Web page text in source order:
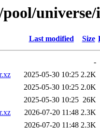
Last modified Size
-
2025-05-30 10:25 2.2K
2025-05-30 10:25 2.0K
2025-05-30 10:25 26K
2026-07-20 11:48 2.3K
2026-07-20 11:48 2.3K